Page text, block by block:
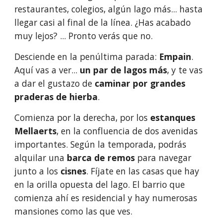
restaurantes, colegios, algún lago más... hasta
llegar casi al final de la línea. ¿Has acabado
muy lejos? ... Pronto verás que no.
Desciende en la penúltima parada: Empain.
Aquí vas a ver... un par de lagos más, y te vas
a dar el gustazo de caminar por grandes
praderas de hierba.
Comienza por la derecha, por los estanques
Mellaerts, en la confluencia de dos avenidas
importantes. Según la temporada, podrás
alquilar una barca de remos para navegar
junto a los cisnes. Fíjate en las casas que hay
en la orilla opuesta del lago. El barrio que
comienza ahí es residencial y hay numerosas
mansiones como las que ves.